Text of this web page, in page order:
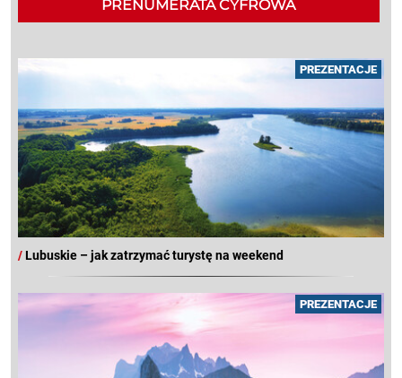
PRENUMERATA CYFROWA
PREZENTACJE
/Lubuskie – jak zatrzymać turystę na weekend
PREZENTACJE